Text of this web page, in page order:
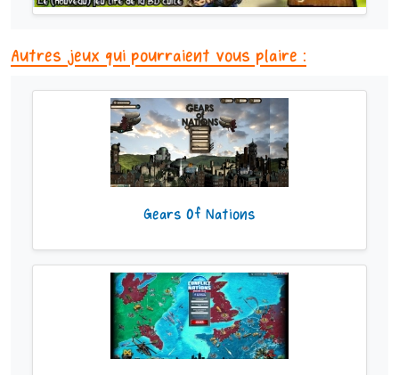
Autres jeux qui pourraient vous plaire :
Gears Of Nations